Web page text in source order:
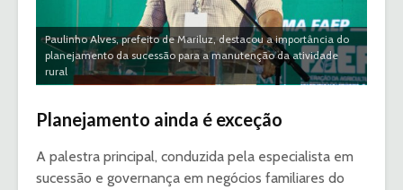
Paulinho Alves, prefeito de Mariluz, destacou a importância do
planejamento da sucessão para a manutenção da atividade
rural
Planejamento ainda é exceção
A palestra principal, conduzida pela especialista em
sucessão e governança em negócios familiares do